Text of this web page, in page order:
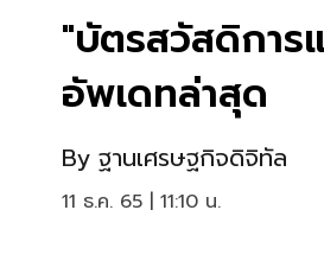
"บัตรสวัสดิกา
อัพเดทล่าสุด
By ฐานเศรษฐกิจดิจิทัล
11 ธ.ค. 65 | 11:10 น.